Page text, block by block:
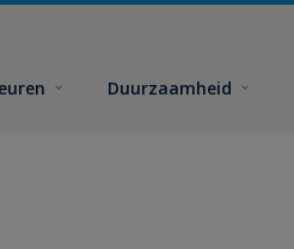
Duurzaamheid